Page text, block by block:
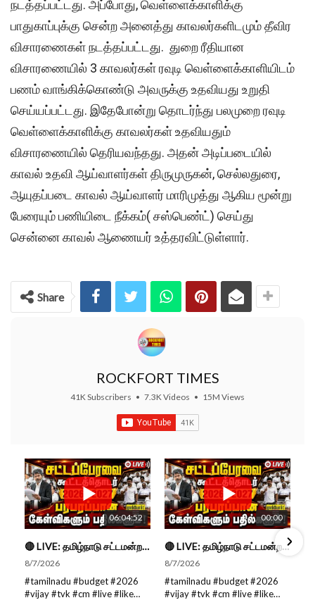
நடத்தப்பட்டது. அப்போது, வெள்ளைக்காளிக்கு
பாதுகாப்புக்கு சென்ற அனைத்து காவலர்களிடமும் தீவிர
விசாரணைகள் நடத்தப்பட்டது. துறை ரீதியான
விசாரணையில் 3 காவலர்கள் ரவுடி வெள்ளைக்காளியிடம்
பணம் வாங்கிக்கொண்டு அவருக்கு உதவியது உறுதி
செய்யப்பட்டது. இதேபோன்று தொடர்ந்து பலமுறை ரவுடி
வெள்ளைக்காளிக்கு காவலர்கள் உதவியதும்
விசாரணையில் தெரியவந்தது. அதன் அடிப்படையில்
காவல் உதவி ஆய்வாளர்கள் திருமுருகன், செல்லதுரை,
ஆயுதப்படை காவல் ஆய்வாளர் மாரிமுத்து ஆகிய மூன்று
பேரையும் பணியிடை நீக்கம்( சஸ்பெண்ட்) செய்து
சென்னை காவல் ஆணையர் உத்தரவிட்டுள்ளார்.
Share
ROCKFORT TIMES
41K Subscribers • 7.3K Videos • 15M Views
06:04:52
🔴 LIVE: தமிழ்நாடு சட்டமன்றப் பேரவை கூட்டத்தொடர் - நிதிநிலை அறிக்கை மீது விவாதம் #live #budget #video
8/7/2026
#tamilnadu #budget #2026
#vijay #tvk #cm #live #like
00:00
🔴 LIVE: தமிழ்நாடு சட்டமன்றப் பேரவை கூட்டத்தொடர் - நிதிநிலை அறிக்கை மீது விவாதம் #live #budget #video
8/7/2026
#tamilnadu #budget #2026
#vijay #tvk #cm #live #like